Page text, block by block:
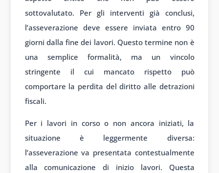
sottovalutato. Per gli interventi già conclusi,
l’asseverazione deve essere inviata entro 90
giorni dalla fine dei lavori. Questo termine non è
una semplice formalità, ma un vincolo
stringente il cui mancato rispetto può
comportare la perdita del diritto alle detrazioni
fiscali.
Per i lavori in corso o non ancora iniziati, la
situazione è leggermente diversa:
l’asseverazione va presentata contestualmente
alla comunicazione di inizio lavori. Questa